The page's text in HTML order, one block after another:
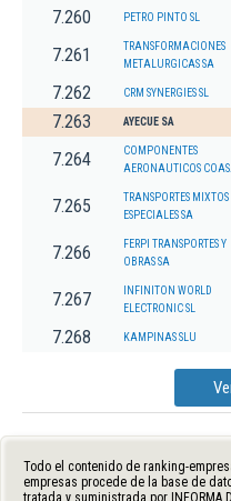
7.260 PETRO PINTO SL
7.261
TRANSFORMACIONES
METALURGICAS SA
7.262 CRM SYNERGIES SL
7.263 AYECUE SA
7.264
COMPONENTES
AERONAUTICOS
7.265
TRANSPORTES MIXTOS
ESPECIALES SA
7.266
FERPI TRANSPORTES Y
OBRAS SA
7.267
INFINITON WORLD
ELECTRONIC SL
7.268 KAMPINAS SLU
Todo el contenido de ranking-
empresas procede de la base de
tratada y suministrada por INFORMA